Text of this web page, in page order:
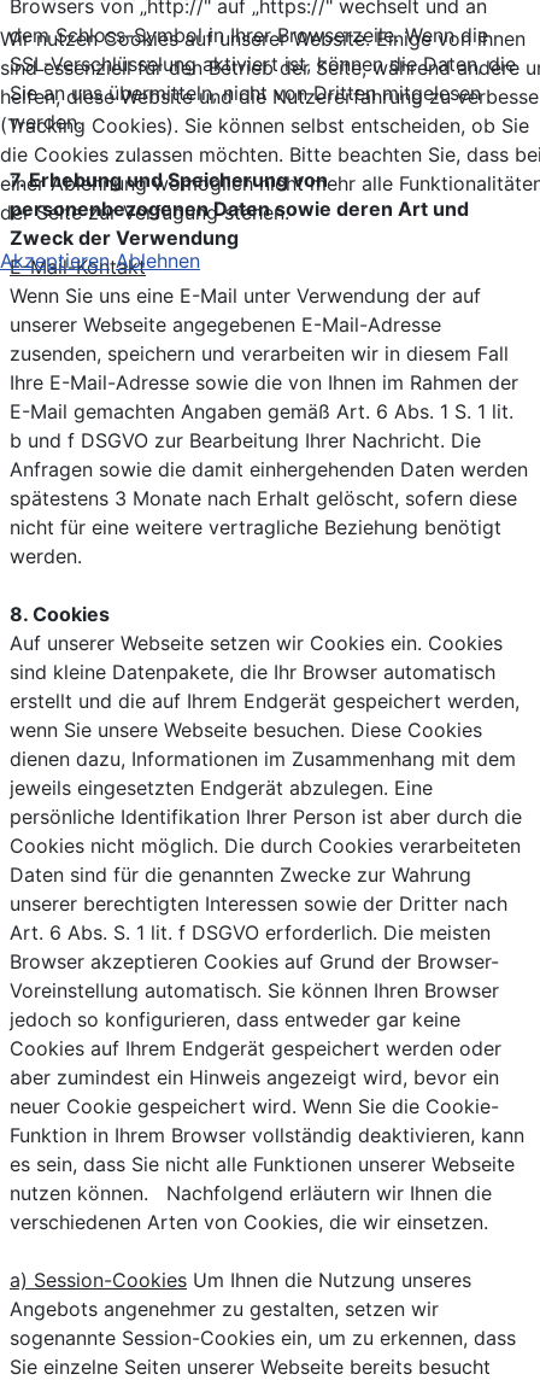
Browsers von „http://" auf „https://" wechselt und an
dem Schloss-Symbol in Ihrer Browserzeile. Wenn die
SSL-Verschlüsselung aktiviert ist, können die Daten, die
Sie an uns übermitteln, nicht von Dritten mitgelesen
werden.
7. Erhebung und Speicherung von
personenbezogenen Daten sowie deren Art und
Zweck der Verwendung
E-Mail-Kontakt
Wenn Sie uns eine E-Mail unter Verwendung der auf
unserer Webseite angegebenen E-Mail-Adresse
zusenden, speichern und verarbeiten wir in diesem Fall
Ihre E-Mail-Adresse sowie die von Ihnen im Rahmen der
E-Mail gemachten Angaben gemäß Art. 6 Abs. 1 S. 1 lit.
b und f DSGVO zur Bearbeitung Ihrer Nachricht. Die
Anfragen sowie die damit einhergehenden Daten werden
spätestens 3 Monate nach Erhalt gelöscht, sofern diese
nicht für eine weitere vertragliche Beziehung benötigt
werden.
8. Cookies
Auf unserer Webseite setzen wir Cookies ein. Cookies
sind kleine Datenpakete, die Ihr Browser automatisch
erstellt und die auf Ihrem Endgerät gespeichert werden,
wenn Sie unsere Webseite besuchen. Diese Cookies
dienen dazu, Informationen im Zusammenhang mit dem
jeweils eingesetzten Endgerät abzulegen. Eine
persönliche Identifikation Ihrer Person ist aber durch die
Cookies nicht möglich. Die durch Cookies verarbeiteten
Daten sind für die genannten Zwecke zur Wahrung
unserer berechtigten Interessen sowie der Dritter nach
Art. 6 Abs. S. 1 lit. f DSGVO erforderlich. Die meisten
Browser akzeptieren Cookies auf Grund der Browser-
Voreinstellung automatisch. Sie können Ihren Browser
jedoch so konfigurieren, dass entweder gar keine
Cookies auf Ihrem Endgerät gespeichert werden oder
aber zumindest ein Hinweis angezeigt wird, bevor ein
neuer Cookie gespeichert wird. Wenn Sie die Cookie-
Funktion in Ihrem Browser vollständig deaktivieren, kann
es sein, dass Sie nicht alle Funktionen unserer Webseite
nutzen können. Nachfolgend erläutern wir Ihnen die
verschiedenen Arten von Cookies, die wir einsetzen.
a) Session-Cookies Um Ihnen die Nutzung unseres
Angebots angenehmer zu gestalten, setzen wir
sogenannte Session-Cookies ein, um zu erkennen, dass
Sie einzelne Seiten unserer Webseite bereits besucht
Wir nutzen Cookies auf unserer Website. Einige von ihnen
sind essenziell für den Betrieb der Seite, während andere
helfen, diese Website und die Nutzererfahrung zu
(Tracking Cookies). Sie können selbst entscheiden, ob Sie
die Cookies zulassen möchten. Bitte beachten Sie, dass
einer Ablehnung womöglich nicht mehr alle
der Seite zur Verfügung stehen.
Akzeptieren Ablehnen